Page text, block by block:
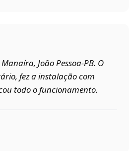
João Pessoa‑PB. O
fez a instalação com
todo o funcionamento.